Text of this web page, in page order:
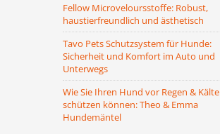
Fellow Microveloursstoffe: Robust,
haustierfreundlich und ästhetisch
Tavo Pets Schutzsystem für Hunde:
Sicherheit und Komfort im Auto und
Unterwegs
Wie Sie Ihren Hund vor Regen & Kälte
schützen können: Theo & Emma
Hundemäntel